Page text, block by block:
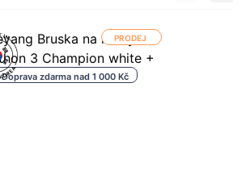
PRODEJ
Doprava zdarma nad 1 000 Kč